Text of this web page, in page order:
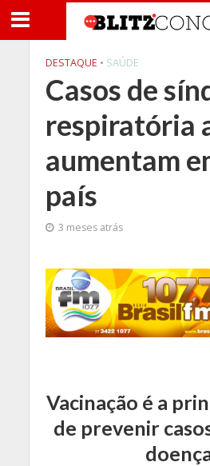
DESTAQUE • SAÚDE
Casos de
respiratória
aumentam
país
3 meses atrás
Vacinação é a
de prevenir